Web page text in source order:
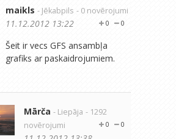
maikls - Jēkabpils - 0 novērojumi
0
0
11.12.2012 13:22
Šeit ir vecs GFS ansambļa
grafiks ar paskaidrojumiem.
Mārča - Liepāja - 1292
novērojumi
0
0